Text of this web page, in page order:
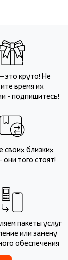
это круто! Не
время их
- подпишитесь!
своих близких
они того стоят!
пакеты услуг
или замену
обеспечения